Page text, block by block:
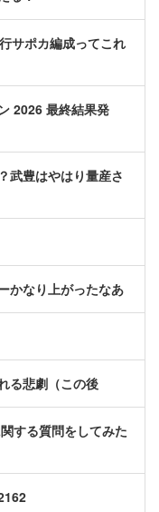
サポカ編成ってこれ
2026 最終結果発
豊はやはり量産さ
かなり上がったなあ
る悲劇（この後
する質問をしてみた